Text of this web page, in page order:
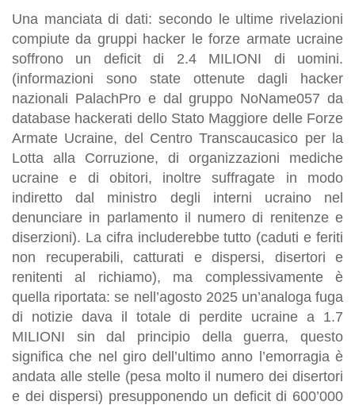
Una manciata di dati: secondo le ultime rivelazioni
compiute da gruppi hacker le forze armate ucraine
soffrono un deficit di 2.4 MILIONI di uomini.
(informazioni sono state ottenute dagli hacker
nazionali PalachPro e dal gruppo NoName057 da
database hackerati dello Stato Maggiore delle Forze
Armate Ucraine, del Centro Transcaucasico per la
Lotta alla Corruzione, di organizzazioni mediche
ucraine e di obitori, inoltre suffragate in modo
indiretto dal ministro degli interni ucraino nel
denunciare in parlamento il numero di renitenze e
diserzioni). La cifra includerebbe tutto (caduti e feriti
non recuperabili, catturati e dispersi, disertori e
renitenti al richiamo), ma complessivamente è
quella riportata: se nell’agosto 2025 un’analoga fuga
di notizie dava il totale di perdite ucraine a 1.7
MILIONI sin dal principio della guerra, questo
significa che nel giro dell’ultimo anno l’emorragia è
andata alle stelle (pesa molto il numero dei disertori
e dei dispersi) presupponendo un deficit di 600’000